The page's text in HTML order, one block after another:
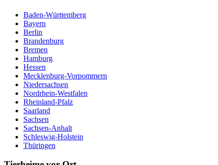
Baden-Württemberg
Bayern
Berlin
Brandenburg
Bremen
Hamburg
Hessen
Mecklenburg-Vorpommern
Niedersachsen
Nordrhein-Westfalen
Rheinland-Pfalz
Saarland
Sachsen
Sachsen-Anhalt
Schleswig-Holstein
Thüringen